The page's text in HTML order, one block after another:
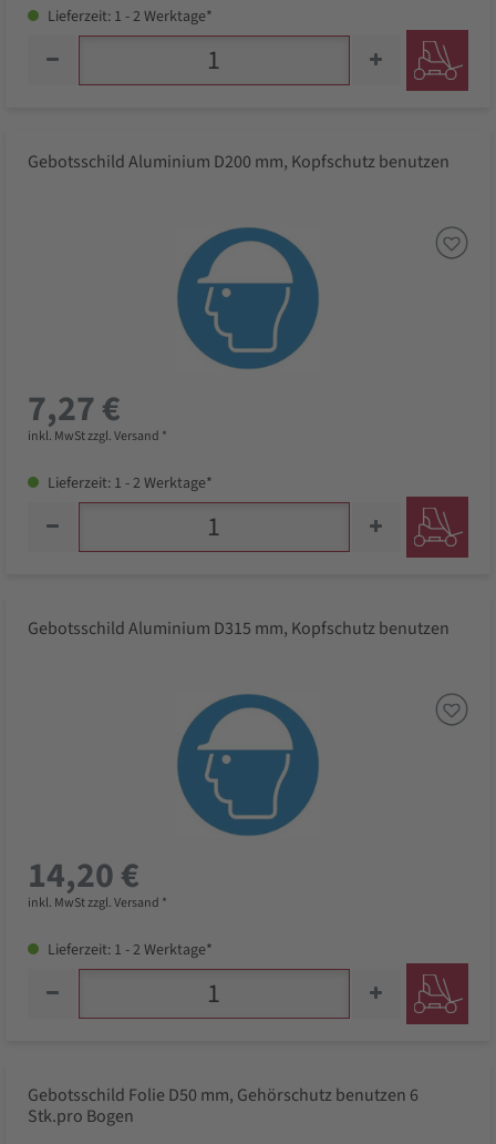
Lieferzeit: 1 - 2 Werktage*
Gebotsschild Aluminium D200 mm, Kopfschutz benutzen
7,27 €
inkl. MwSt zzgl. Versand *
Lieferzeit: 1 - 2 Werktage*
Gebotsschild Aluminium D315 mm, Kopfschutz benutzen
14,20 €
inkl. MwSt zzgl. Versand *
Lieferzeit: 1 - 2 Werktage*
Gebotsschild Folie D50 mm, Gehörschutz benutzen 6
Stk.pro Bogen